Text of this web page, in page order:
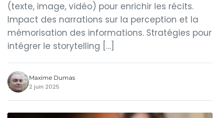
(texte, image, vidéo) pour enrichir les récits.
Impact des narrations sur la perception et la
mémorisation des informations. Stratégies pour
intégrer le storytelling […]
Maxime Dumas
2 juin 2025